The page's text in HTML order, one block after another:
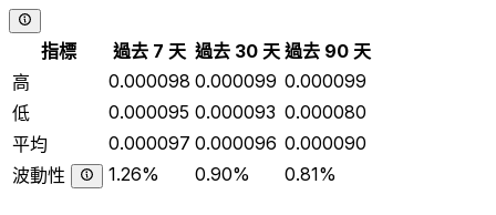
指標 過去 7 天 過去 30 天 過去 90 天
高
0.000098 0.000099 0.000099
低
0.000095 0.000093 0.000080
平均
0.000097 0.000096 0.000090
波動性
1.26% 0.90% 0.81%